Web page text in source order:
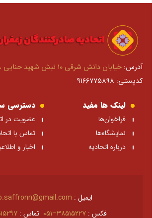
آدرس:خیابان دانش شرقی ۱۰ نبش شهید حنایی ۸ پلاک ۳۱۴ طبقه اول
کدپستی: ۹۱۶۶۷۷۵۸۹۸
لینک ها مفید
فراخوان‌ها
نمایشگاه‌ها
درباره اتحادیه
دسترسی
عضویت در
تماس با
اخبار و
ایمیل :
فکس : ۳۸۵۱۵۲۲۷–۰۵۱ تماس :